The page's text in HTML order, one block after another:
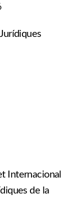
Internacional
de la